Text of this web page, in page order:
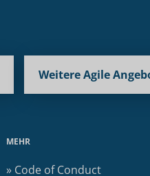
Weitere Agile
MEHR
» Code of Conduct